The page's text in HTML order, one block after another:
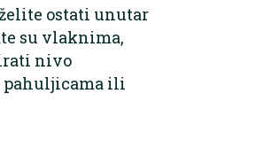
ostati unutar
su vlaknima,
nivo
pahuljicama ili